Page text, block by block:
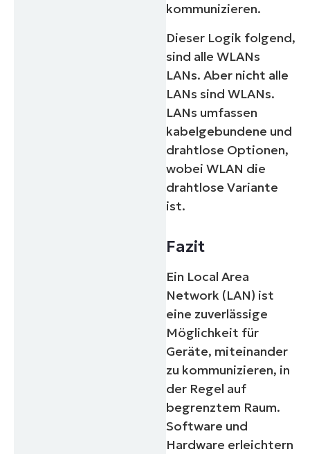
kommunizieren.
Dieser Logik folgend,
sind alle WLANs
LANs. Aber nicht alle
LANs sind WLANs.
LANs umfassen
kabelgebundene und
drahtlose Optionen,
wobei WLAN die
drahtlose Variante
ist.
Fazit
Ein Local Area
Network (LAN) ist
eine zuverlässige
Möglichkeit für
Geräte, miteinander
zu kommunizieren, in
der Regel auf
begrenztem Raum.
Software und
Hardware erleichtern